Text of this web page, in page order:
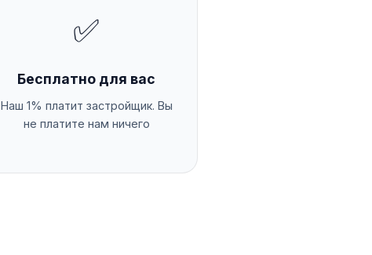
✅
Бесплатно для вас
Наш 1% платит застройщик. Вы
не платите нам ничего